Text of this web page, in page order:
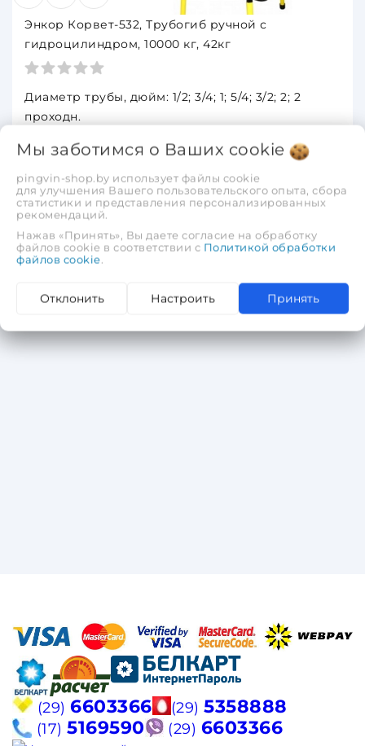
Энкор Корвет-532, Трубогиб ручной с
гидроцилиндром, 10000 кг, 42кг
Диаметр трубы, дюйм: 1/2; 3/4; 1; 5/4; 3/2; 2; 2
проходн.
Макс. угол изгиба, град. 90 (120)
Макс. усилие на штоке, кг 10000
Макс. ход штока, мм 155
Масса, кг 4
2 450,88 руб. 1 960,70 руб.
(29) 6603366 (29) 5358888
(17) 5169590 (29) 6603366
Мы заботимся о Ваших cookie
pingvin-shop.by использует файлы cookie
для улучшения Вашего пользовательского опыта, сбора
статистики и представления персонализированных
рекомендаций.
Нажав «Принять», Вы даете согласие на обработку
файлов cookie в соответствии с Политикой обработки
файлов cookie.
Отклонить Настроить Принять